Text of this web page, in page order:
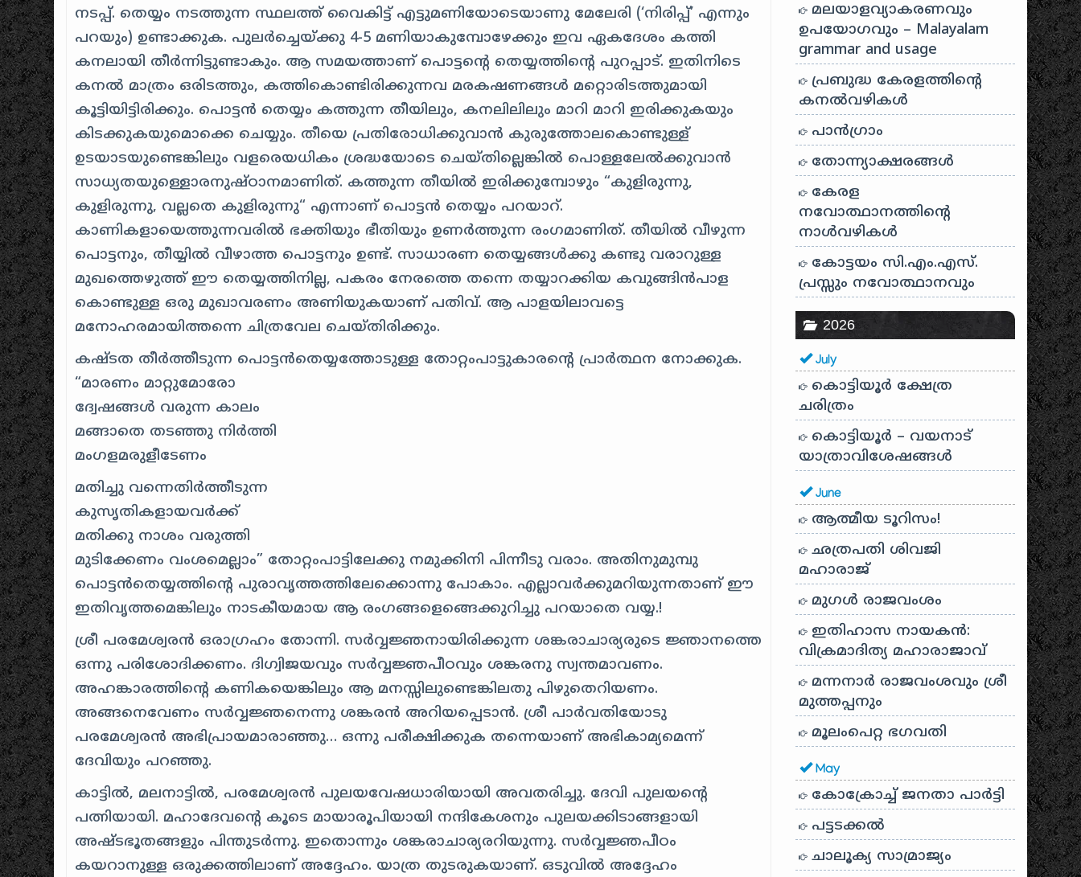
നടപ്പ്. തെയ്യം നടത്തുന്ന സ്ഥലത്ത് വൈകിട്ട് എട്ടുമണിയോടെയാണു മേലേരി (‘നിരിപ്പ്’ എന്നും
പറയും) ഉണ്ടാക്കുക. പുലര്‍‍ച്ചെയ്ക്കു 4-5 മണിയാകുമ്പോഴേക്കും ഇവ ഏകദേശം കത്തി
കനലായി തീര്‍ന്നിട്ടുണ്ടാകും. ആ സമയത്താണ് പൊട്ടന്റെ തെയ്യത്തിന്റെ പുറപ്പാട്. ഇതിനിടെ
കനല്‍ മാത്രം ഒരിടത്തും, കത്തികൊണ്ടിരിക്കുന്നവ മരകഷണങ്ങള്‍ മറ്റൊരിടത്തുമായി
കൂട്ടിയിട്ടിരിക്കും. പൊട്ടന്‍ തെയ്യം കത്തുന്ന തീയിലും, കനലിലിലും മാറി മാറി ഇരിക്കുകയും
കിടക്കുകയുമൊക്കെ ചെയ്യും. തീയെ പ്രതിരോധിക്കുവാന്‍ കുരുത്തോലകൊണ്ടുള്ള്
ഉടയാടയുണ്ടെങ്കിലും വളരെയധികം ശ്രദ്ധയോടെ ചെയ്തില്ലെങ്കില്‍ പൊള്ളലേല്‍ക്കുവാന്‍
സാധ്യതയുള്ളൊരനുഷ്ഠാനമാണിത്. കത്തുന്ന തീയില്‍ ഇരിക്കുമ്പോഴും “കുളിരുന്നു,
കുളിരുന്നു, വല്ലതെ കുളിരുന്നു“ എന്നാണ് പൊട്ടന്‍ തെയ്യം പറയാറ്.
കാണികളായെത്തുന്നവരില്‍ ഭക്തിയും ഭീതിയും ഉണര്‍ത്തുന്ന രംഗമാണിത്. തീയില്‍ വീഴുന്ന
പൊട്ടനും, തീയ്യില്‍ വീഴാത്ത പൊട്ടനും ഉണ്ട്. സാധാരണ തെയ്യങ്ങള്‍ക്കു കണ്ടു വരാറുള്ള
മുഖത്തെഴുത്ത് ഈ തെയ്യത്തിനില്ല, പകരം നേരത്തെ തന്നെ തയ്യാറക്കിയ കവുങ്ങിന്‍പാള
കൊണ്ടുള്ള ഒരു മുഖാവരണം അണിയുകയാണ് പതിവ്. ആ പാളയിലാവട്ടെ
മനോഹരമായിത്തന്നെ ചിത്രവേല ചെയ്തിരിക്കും.
കഷ്‍ടത തീര്‍ത്തീടുന്ന പൊട്ടന്‍തെയ്യത്തോടുള്ള തോറ്റംപാട്ടുകാരന്റെ പ്രാര്‍‍ത്ഥന നോക്കുക.
“മാരണം മാറ്റുമോരോ
ദ്വേഷങ്ങള്‍ വരുന്ന കാലം
മങ്ങാതെ തടഞ്ഞു നിര്‍‍ത്തി
മംഗളമരുളീടേണം
മതിച്ചു വന്നെതിര്‍‍ത്തീടുന്ന‌
കുസൃതികളായവര്‍‍ക്ക്
മതിക്കു നാശം വരുത്തി
മുടിക്കേണം വംശമെല്ലാം”‍ തോറ്റംപാട്ടിലേക്കു നമുക്കിനി പിന്നീടു വരാം. അതിനുമുമ്പു
പൊട്ടന്‍‍തെയ്യത്തിന്റെ പുരാവൃത്തത്തിലേക്കൊന്നു പോകാം. എല്ലാവര്‍‍ക്കുമറിയുന്നതാണ് ഈ
ഇതിവൃത്തമെങ്കിലും നാടകീയമായ ആ രംഗങ്ങളെങ്ങെക്കുറിച്ചു പറയാതെ വയ്യ.!
ശ്രീ പരമേശ്വരന്‍ ഒരാഗ്രഹം തോന്നി. സര്‍വ്വജ്ഞനായിരിക്കുന്ന ശങ്കരാചാര്യരുടെ ജ്ഞാനത്തെ
ഒന്നു പരിശോദിക്കണം. ദിഗ്വിജയവും സര്‍‍വ്വജ്ഞപീഠവും ശങ്കരനു സ്വന്തമാവണം.
അഹങ്കാരത്തിന്റെ കണികയെങ്കിലും ആ മനസ്സിലുണ്ടെങ്കിലതു പിഴുതെറിയണം.
അങ്ങനെവേണം സര്‍‍വ്വജ്ഞനെന്നു ശങ്കരന്‍ അറിയപ്പെടാന്‍. ശ്രീ പാര്‍‍വതിയോടു
പരമേശ്വരന്‍‍ അഭിപ്രായമാരാഞ്ഞു… ഒന്നു പരീക്ഷിക്കുക തന്നെയാണ് അഭികാമ്യമെന്ന്‍
ദേവിയും പറഞ്ഞു.
കാട്ടില്‍, മലനാട്ടില്‍, പരമേശ്വരന്‍ പുലയവേഷധാരിയായി അവതരിച്ചു. ദേവി പുലയന്റെ
പത്നിയായി. മഹാദേവന്റെ കൂടെ മായാരൂപിയായി നന്ദികേശനും പുലയക്കിടാങ്ങളായി
അഷ്‍ടഭൂതങ്ങളും പിന്തുടര്‍‍ന്നു. ഇതൊന്നും ശങ്കരാചാര്യരറിയുന്നു. സര്‍‍‍വ്വജ്ഞപീഠം
കയറാനുള്ള ഒരുക്കത്തിലാണ് അദ്ദേഹം. യാത്ര തുടരുകയാണ്. ഒടുവില്‍ അദ്ദേഹം
മലയാളവ്യാകരണവും
ഉപയോഗവും – Malayalam
grammar and usage
പ്രബുദ്ധ കേരളത്തിന്റെ
കനൽവഴികൾ
പാന്‍ഗ്രാം
തോന്ന്യാക്ഷരങ്ങള്‍
കേരള
നവോത്ഥാനത്തിന്റെ
നാൾവഴികൾ
കോട്ടയം സി.എം.എസ്.
പ്രസ്സും നവോത്ഥാനവും
2026
July
കൊട്ടിയൂർ ക്ഷേത്ര
ചരിത്രം
കൊട്ടിയൂർ – വയനാട്
യാത്രാവിശേഷങ്ങൾ
June
ആത്മീയ ടൂറിസം!
ഛത്രപതി ശിവജി
മഹാരാജ്
മുഗൾ രാജവംശം
ഇതിഹാസ നായകൻ:
വിക്രമാദിത്യ മഹാരാജാവ്
മന്നനാർ രാജവംശവും ശ്രീ
മുത്തപ്പനും
മൂലംപെറ്റ ഭഗവതി
May
കോക്രോച്ച് ജനതാ പാർട്ടി
പട്ടടക്കൽ
ചാലൂക്യ സാമ്രാജ്യം